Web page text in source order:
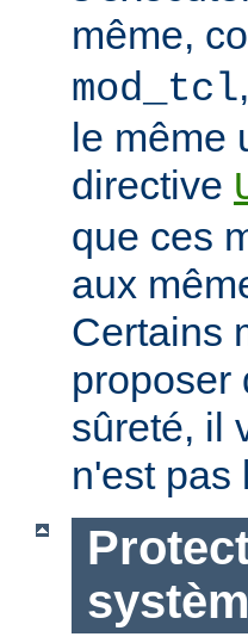
même,
mod_tcl
le même
directive
que ces
aux
Certains
proposer
sûreté, il
n'est pas